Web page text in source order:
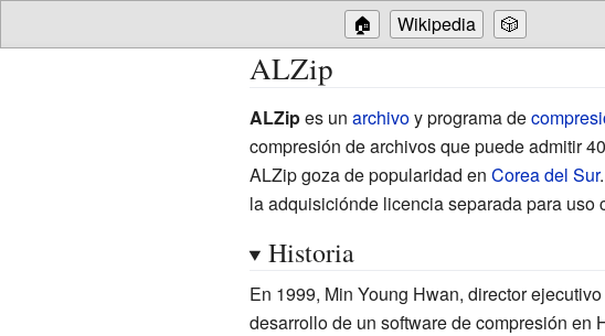
🏠 Wikipedia 🎲
ALZip
ALZipes un archivoy programa de
compresión de archivos que puede admitir
ALZip goza de popularidad en Corea del Sur
la adquisiciónde licencia separada para uso
Historia
En 1999, Min Young Hwan, director
desarrollo de un software de compresión en